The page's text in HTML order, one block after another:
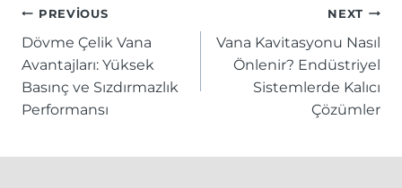
Yazı
gezinmesi
PREVIOUS
Dövme Çelik Vana
Avantajları: Yüksek
Basınç ve Sızdırmazlık
Performansı
NEXT
Vana Kavitasyonu Nasıl
Önlenir? Endüstriyel
Sistemlerde Kalıcı
Çözümler